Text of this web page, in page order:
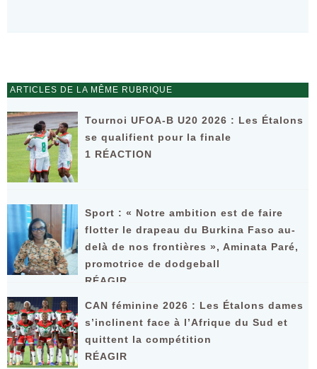
ARTICLES DE LA MÊME RUBRIQUE
Tournoi UFOA-B U20 2026 : Les Étalons
se qualifient pour la finale
1 RÉACTION
Sport : « Notre ambition est de faire
flotter le drapeau du Burkina Faso au-
delà de nos frontières », Aminata Paré,
promotrice de dodgeball
RÉAGIR
CAN féminine 2026 : Les Étalons dames
s’inclinent face à l’Afrique du Sud et
quittent la compétition
RÉAGIR